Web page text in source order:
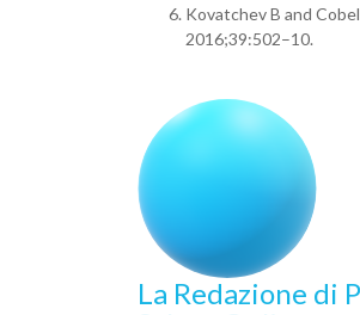
Kovatchev B and
2016;39:502–10.
La Redazione di